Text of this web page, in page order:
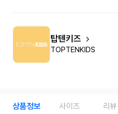
탑텐키즈
TOPTENKIDS
상품정보 사이즈 리뷰